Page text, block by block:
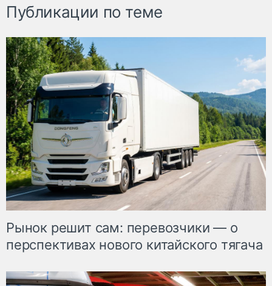
Публикации по теме
Рынок решит сам: перевозчики — о
перспективах нового китайского тягача